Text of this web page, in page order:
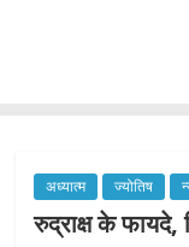
अध्यात्म ज्योतिष
रुद्राक्ष के फायदे,